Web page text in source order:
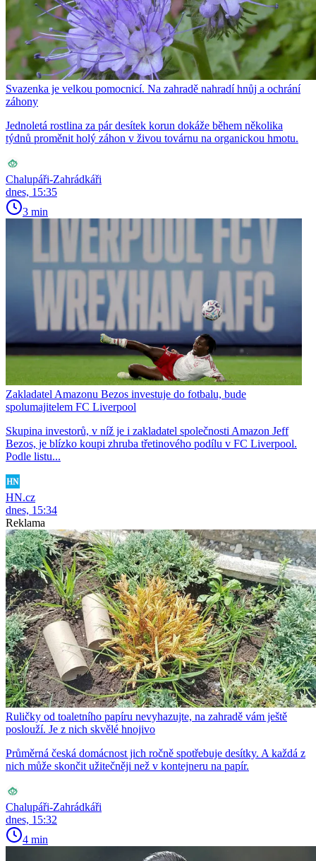
Svazenka je velkou pomocnicí. Na zahradě nahradí hnůj a ochrání
záhony
Jednoletá rostlina za pár desítek korun dokáže během několika
týdnů proměnit holý záhon v živou továrnu na organickou hmotu.
Chalupáři-Zahrádkáři
dnes, 15:35
3 min
Zakladatel Amazonu Bezos investuje do fotbalu, bude
spolumajitelem FC Liverpool
Skupina investorů, v níž je i zakladatel společnosti Amazon Jeff
Bezos, je blízko koupi zhruba třetinového podílu v FC Liverpool.
Podle listu...
HN.cz
dnes, 15:34
Reklama
Ruličky od toaletního papíru nevyhazujte, na zahradě vám ještě
poslouží. Je z nich skvělé hnojivo
Průměrná česká domácnost jich ročně spotřebuje desítky. A každá z
nich může skončit užitečněji než v kontejneru na papír.
Chalupáři-Zahrádkáři
dnes, 15:32
4 min